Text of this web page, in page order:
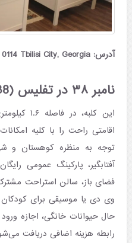
آدرس: Didi Kheivanis st 8, 0114 Tbilisi City, Georgia
نامبر ۳۸ در تفلیس (N38)
این کلبه،
اقامتی راحت را با کلیه
توجه به منظره کوهستان و
آفتابگیر، پارکینگ عمومی
فضای باز، سالن استراحت
وی دی یا موسیقی برای کودکان
حال حیوانات خانگی، اجازه ورود
رابطه هزینه اضافی دریافت